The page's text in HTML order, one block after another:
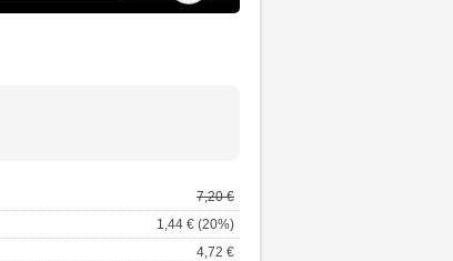
7,20 €
1,44 € (20%)
4,72 €